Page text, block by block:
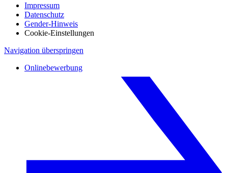
Impressum
Datenschutz
Gender-Hinweis
Cookie-Einstellungen
Navigation überspringen
Onlinebewerbung